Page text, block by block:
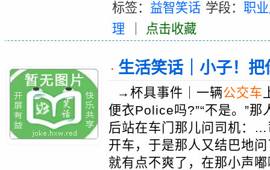
标签： 益智笑话 学段： 职
理
点击收藏
· 生活笑话｜小子！
→杯具事件｜一辆公交车
便衣Police吗?”“不是。”
后站在车门那儿问司机：
开车，于是那人又结巴地
就有点不爽了，在那小声